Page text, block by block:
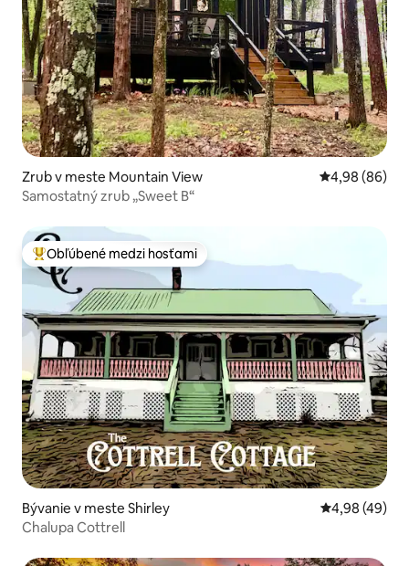
Zrub v meste Mountain View Priemerné
4,98 (86)
Samostatný zrub „Sweet B“
Najobľúbenejšie medzi hosťami
Obľúbené medzi hosťami
Bývanie v meste Shirley Priemerné
4,98 (49)
Chalupa Cottrell